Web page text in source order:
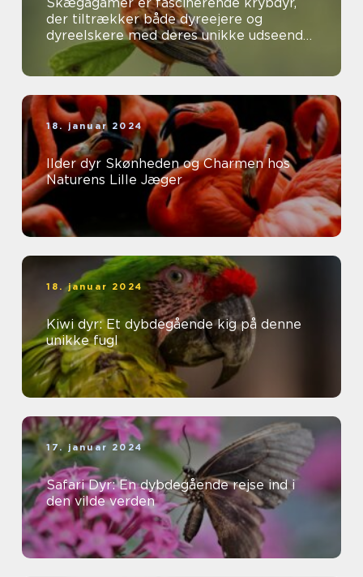
der tiltrækker både dyreejere og
dyreelskere med deres unikke udseende
og interessante adfærd
18. januar 2024
Ilder dyr Skønheden og Charmen hos
Naturens Lille Jæger
18. januar 2024
Kiwi dyr: Et dybdegående kig på denne
unikke fugl
17. januar 2024
Safari Dyr: En dybdegående rejse ind i
den vilde verden